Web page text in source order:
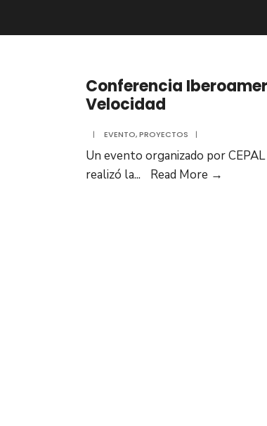
Conferencia
Velocidad
| EVENTO,PROYECTOS |
Un evento organizado por
realizó la... Read More →